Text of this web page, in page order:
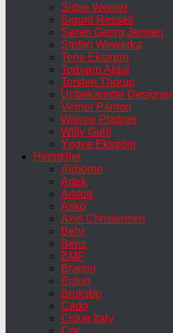
Sidse Werner
Sigurd Ressell
Søren Georg Jensen
Stefan Wewerka
Terje Ekstrøm
Torbjørn Afdal
Torsten Thorup
Unbekannter Designer
Verner Panton
Warren Plattner
Willy Guhl
Yngve Ekström
Hersteller
Airborne
Artek
Artifort
Asko
Axel Christensen
Behr
Benz
BMF
Bramin
Braun
Bruksbo
Cado
Cidue Italy
Cor